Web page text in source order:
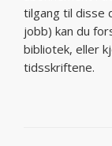
tilgang til disse
jobb) kan du
bibliotek, eller
tidsskriftene.